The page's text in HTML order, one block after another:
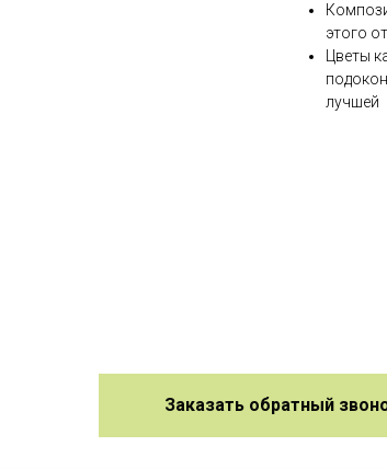
этого
Цветы
лучшей
Заказать обратный